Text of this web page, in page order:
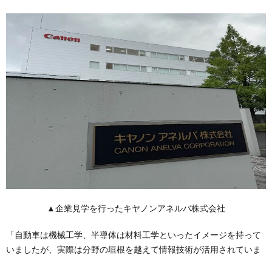
▲企業見学を行ったキヤノンアネルバ株式会社
「自動車は機械工学、半導体は材料工学といったイメージを持って
いましたが、実際は分野の垣根を越えて情報技術が活用されていま